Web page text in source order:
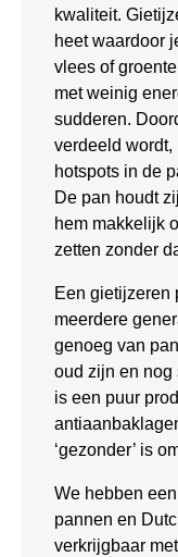
kwaliteit.
heet waardoor
vlees of
met weinig
sudderen.
verdeeld wordt,
hotspots in de
De pan houdt
hem makkelijk
zetten zonder
Een gietijzeren
meerdere
genoeg van
oud zijn en nog
is een puur
‘gezonder’ is
We hebben
pannen en
verkrijgbaar